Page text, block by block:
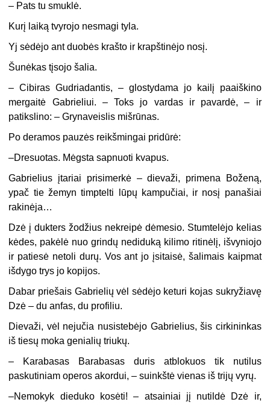
– Pats tu smuklė.
Kurį laiką tvyrojo nesmagi tyla.
Yj sėdėjo ant duobės krašto ir krapštinėjo nosį.
Šunėkas tįsojo šalia.
– Cibiras Gudriadantis, – glostydama jo kailį paaiškino
mergaitė Gabrieliui. – Toks jo vardas ir pavardė, – ir
patikslino: – Grynaveislis mišrūnas.
Po deramos pauzės reikšmingai pridūrė:
–Dresuotas. Mėgsta sapnuoti kvapus.
Gabrielius įtariai prisimerkė – dievaži, primena Boženą,
ypač tie žemyn timptelti lūpų kampučiai, ir nosį panašiai
rakinėja…
Dzė į dukters žodžius nekreipė dėmesio. Stumtelėjo kelias
kėdes, pakėlė nuo grindų nediduką kilimo ritinėlį, išvyniojo
ir patiesė netoli durų. Vos ant jo įsitaisė, šalimais kaipmat
išdygo trys jo kopijos.
Dabar priešais Gabrielių vėl sėdėjo keturi kojas sukryžiavę
Dzė – du anfas, du profiliu.
Dievaži, vėl nejučia nusistebėjo Gabrielius, šis cirkininkas
iš tiesų moka genialių triukų.
– Karabasas Barabasas duris atblokuos tik nutilus
paskutiniam operos akordui, – suinkštė vienas iš trijų vyrų.
–Nemokyk dieduko kosėti! – atsainiai jį nutildė Dzė ir,